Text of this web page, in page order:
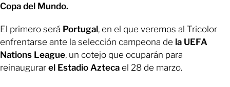
Copa del Mundo.
El primero será Portugal, en el que veremos al Tricolor
enfrentarse ante la selección campeona de la UEFA
Nations League, un cotejo que ocuparán para
reinaugurar el Estadio Azteca el 28 de marzo.